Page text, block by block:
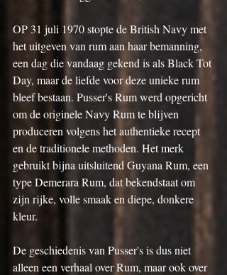
OP 31 juli 1970 stopte de British Navy met
het uitgeven van rum aan haar bemanning,
een dag die vandaag gekend is als Black Tot
Day, maar de liefde voor deze unieke rum
bleef bestaan. Pusser's Rum werd opgericht
om de originele Navy Rum te blijven
produceren volgens het authentieke recept
en de traditionele methoden. Het merk
gebruikt bijna uitsluitend Guyana Rum, een
type Demerara Rum, dat bekendstaat om
zijn rijke, volle smaak en diepe, donkere
kleur.
De geschiedenis van Pusser's is dus niet
alleen een verhaal over Rum, maar ook over